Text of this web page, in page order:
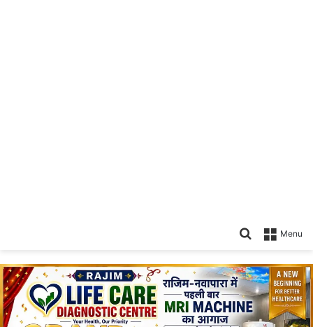
Menu
Search